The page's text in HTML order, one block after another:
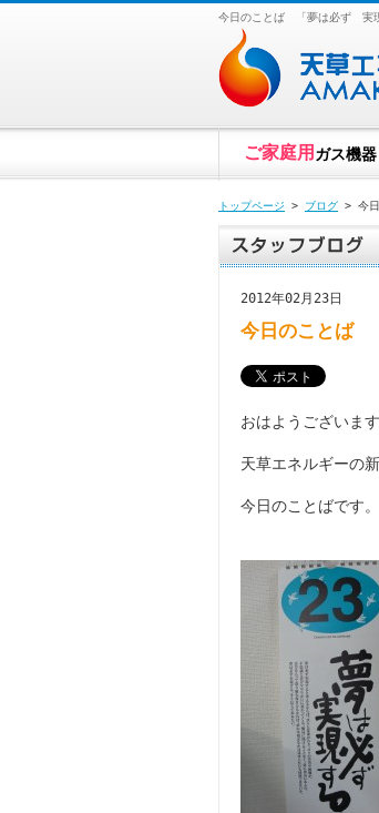
今日のことば 「夢は必ず 実現
ご家庭用 ガス機器
トップページ > ブログ > 今
2012年02月23日
今日のことば
おはようございます
天草エネルギーの新
今日のことばです。